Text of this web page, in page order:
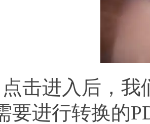
进入后，我们
要进行转换的